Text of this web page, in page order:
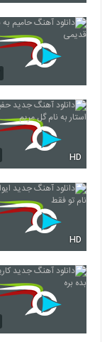
259
260
262
HD
HD